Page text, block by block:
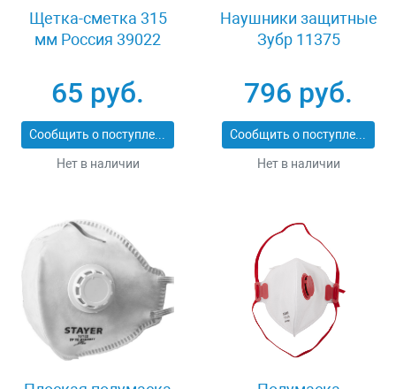
Щетка-сметка 315
мм Россия 39022
65 руб.
Сообщить о поступлении
Нет в наличии
Наушники защитные
Зубр 11375
796 руб.
Сообщить о поступлении
Нет в наличии